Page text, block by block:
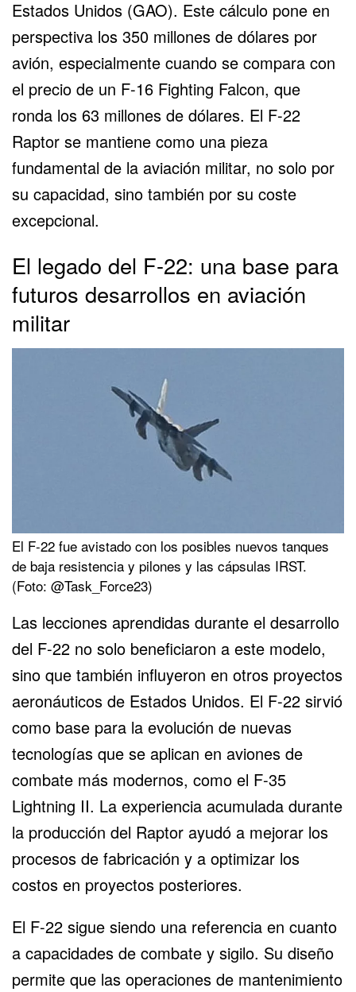
Estados Unidos (GAO). Este cálculo pone en
perspectiva los 350 millones de dólares por
avión, especialmente cuando se compara con
el precio de un F-16 Fighting Falcon, que
ronda los 63 millones de dólares. El F-22
Raptor se mantiene como una pieza
fundamental de la aviación militar, no solo por
su capacidad, sino también por su coste
excepcional.
El legado del F-22: una base para
futuros desarrollos en aviación
militar
El F-22 fue avistado con los posibles nuevos tanques
de baja resistencia y pilones y las cápsulas IRST.
(Foto: @Task_Force23)
Las lecciones aprendidas durante el desarrollo
del F-22 no solo beneficiaron a este modelo,
sino que también influyeron en otros proyectos
aeronáuticos de Estados Unidos. El F-22 sirvió
como base para la evolución de nuevas
tecnologías que se aplican en aviones de
combate más modernos, como el F-35
Lightning II. La experiencia acumulada durante
la producción del Raptor ayudó a mejorar los
procesos de fabricación y a optimizar los
costos en proyectos posteriores.
El F-22 sigue siendo una referencia en cuanto
a capacidades de combate y sigilo. Su diseño
permite que las operaciones de mantenimiento